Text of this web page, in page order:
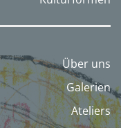
Über uns
Galerien
Ateliers